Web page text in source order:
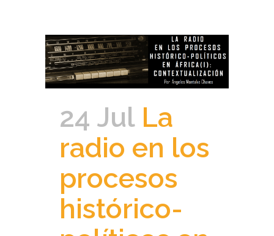
24 Jul La
radio en los
procesos
histórico-